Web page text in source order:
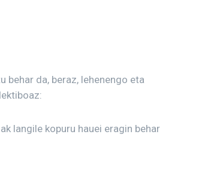
da, beraz, lehenengo eta
langile kopuru hauei eragin behar